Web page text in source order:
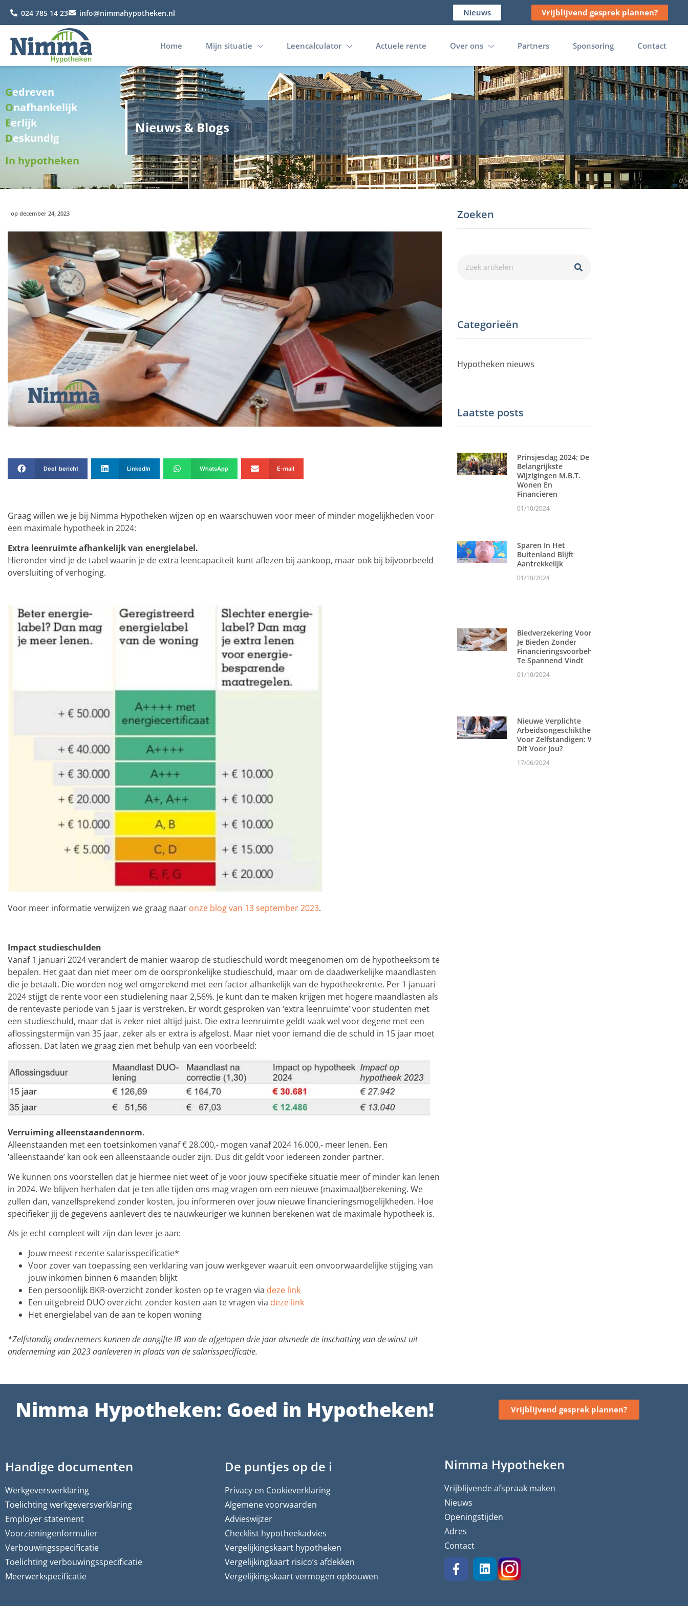
024 785 14 23 info@nimmahypotheken.nl Nieuws Vrijblijvend gesprek plannen?
Home Mijn situatie Leencalculator Actuele rente Over ons Partners Sponsoring Contact
Gedreven
Onafhankelijk
Eerlijk
Deskundig
In hypotheken
Nieuws & Blogs
op december 24, 2023
Deel bericht LinkedIn WhatsApp E-mail
Graag willen we je bij Nimma Hypotheken wijzen op en waarschuwen voor meer of minder mogelijkheden voor
een maximale hypotheek in 2024:
Extra leenruimte afhankelijk van energielabel.
Hieronder vind je de tabel waarin je de extra leencapaciteit kunt aflezen bij aankoop, maar ook bij bijvoorbeeld
oversluiting of verhoging.
Voor meer informatie verwijzen we graag naar onze blog van 13 september 2023.
Impact studieschulden
Vanaf 1 januari 2024 verandert de manier waarop de studieschuld wordt meegenomen om de hypotheeksom te
bepalen. Het gaat dan niet meer om de oorspronkelijke studieschuld, maar om de daadwerkelijke maandlasten
die je betaalt. Die worden nog wel omgerekend met een factor afhankelijk van de hypotheekrente. Per 1 januari
2024 stijgt de rente voor een studielening naar 2,56%. Je kunt dan te maken krijgen met hogere maandlasten als
de rentevaste periode van 5 jaar is verstreken. Er wordt gesproken van ‘extra leenruimte’ voor studenten met
een studieschuld, maar dat is zeker niet altijd juist. Die extra leenruimte geldt vaak wel voor degene met een
aflossingstermijn van 35 jaar, zeker als er extra is afgelost. Maar niet voor iemand die de schuld in 15 jaar moet
aflossen. Dat laten we graag zien met behulp van een voorbeeld:
Verruiming alleenstaandennorm.
Alleenstaanden met een toetsinkomen vanaf € 28.000,- mogen vanaf 2024 16.000,- meer lenen. Een
‘alleenstaande’ kan ook een alleenstaande ouder zijn. Dus dit geldt voor iedereen zonder partner.
We kunnen ons voorstellen dat je hiermee niet weet of je voor jouw specifieke situatie meer of minder kan lenen
in 2024. We blijven herhalen dat je ten alle tijden ons mag vragen om een nieuwe (maximaal)berekening. We
zullen dan, vanzelfsprekend zonder kosten, jou informeren over jouw nieuwe financieringsmogelijkheden. Hoe
specifieker jij de gegevens aanlevert des te nauwkeuriger we kunnen berekenen wat de maximale hypotheek is.
Als je echt compleet wilt zijn dan lever je aan:
Jouw meest recente salarisspecificatie*
Voor zover van toepassing een verklaring van jouw werkgever waaruit een onvoorwaardelijke stijging van
jouw inkomen binnen 6 maanden blijkt
Een persoonlijk BKR-overzicht zonder kosten op te vragen via deze link
Een uitgebreid DUO overzicht zonder kosten aan te vragen via deze link
Het energielabel van de aan te kopen woning
*Zelfstandig ondernemers kunnen de aangifte IB van de afgelopen drie jaar alsmede de inschatting van de winst uit
onderneming van 2023 aanleveren in plaats van de salarisspecificatie.
Zoeken
Categorieën
Hypotheken nieuws
Laatste posts
Prinsjesdag 2024; De
Belangrijkste
Wijzigingen M.b.t.
Wonen En
Financieren
01/10/2024
Sparen In Het
Buitenland Blijft
Aantrekkelijk
01/10/2024
Biedverzekering Voor Als
Je Bieden Zonder
Financieringsvoorbehoud
Te Spannend Vindt
01/10/2024
Nieuwe Verplichte
Arbeidsongeschiktheidsverzekering
Voor Zelfstandigen: Wat Betekent
Dit Voor Jou?
17/06/2024
Nimma Hypotheken: Goed in Hypotheken! Vrijblijvend gesprek plannen?
Handige documenten
Werkgeversverklaring
Toelichting werkgeversverklaring
Employer statement
Voorzieningenformulier
Verbouwingsspecificatie
Toelichting verbouwingsspecificatie
Meerwerkspecificatie
De puntjes op de i
Privacy en Cookieverklaring
Algemene voorwaarden
Advieswijzer
Checklist hypotheekadvies
Vergelijkingskaart hypotheken
Vergelijkingkaart risico’s afdekken
Vergelijkingskaart vermogen opbouwen
Nimma Hypotheken
Vrijblijvende afspraak maken
Nieuws
Openingstijden
Adres
Contact